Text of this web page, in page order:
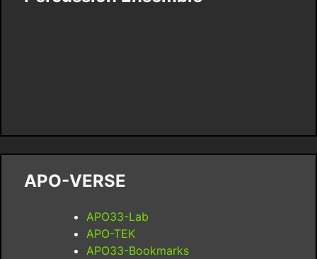
APO-VERSE
APO33-Lab
APO-TEK
APO33-Bookmarks